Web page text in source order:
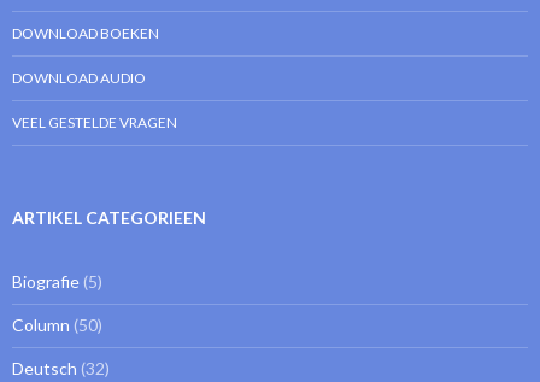
DOWNLOAD BOEKEN
DOWNLOAD AUDIO
VEEL GESTELDE VRAGEN
ARTIKEL CATEGORIEEN
Biografie (5)
Column (50)
Deutsch (32)